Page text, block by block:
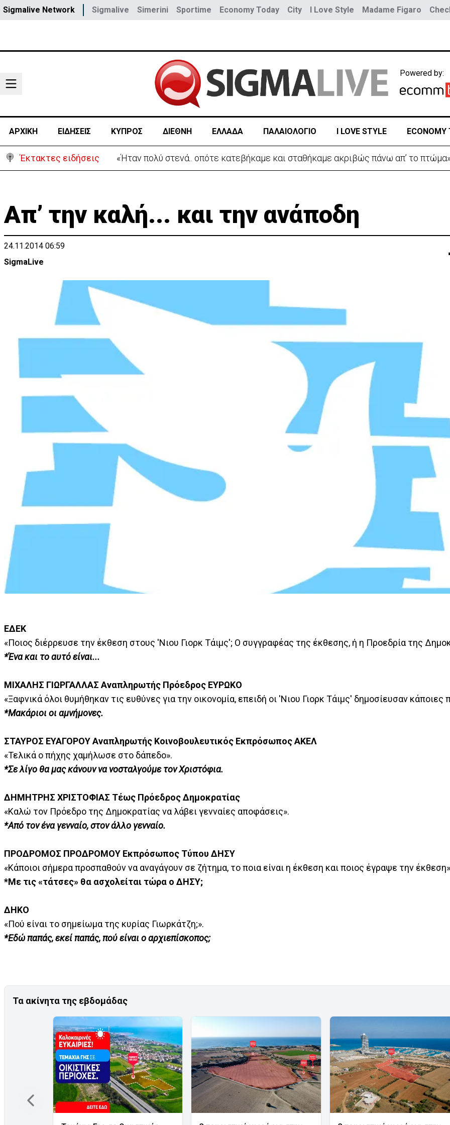
Sigmalive Network Sigmalive Simerini Sportime Economy Today City I Love Style Madame Figaro
Powered by:
ΑΡΧΙΚΗ ΕΙΔΗΣΕΙΣ ΚΥΠΡΟΣ ΔΙΕΘΝΗ ΕΛΛΑΔΑ ΠΑΛΑΙΟΛΟΓΙΟ I LOVE STYLE ECONOMY
Έκτακτες ειδήσεις Σήμερα στο Ζακάκι το τελευταίο αντίο στον 17χρονο Μάριο-Γαβριήλ
Aπ’ την καλή... και την ανάποδη
24.11.2014 06:59
SigmaLive
EΔΕΚ
«Ποιος διέρρευσε την έκθεση στους 'Νιου Γιορκ Τάιμς'; Ο συγγραφέας της έκθεσης, ή η Προεδρία της
*Ένα και το αυτό είναι...
ΜΙΧΑΛΗΣ ΓΙΩΡΓΑΛΛΑΣ Αναπληρωτής Πρόεδρος ΕΥΡΩΚΟ
«Ξαφνικά όλοι θυμήθηκαν τις ευθύνες για την οικονομία, επειδή οι 'Νιου Γιορκ Τάιμς' δημοσίευσαν κάποιες
*Μακάριοι οι αμνήμονες.
ΣΤΑΥΡΟΣ ΕΥΑΓΟΡΟΥ Αναπληρωτής Κοινοβουλευτικός Εκπρόσωπος ΑΚΕΛ
«Τελικά ο πήχης χαμήλωσε στο δάπεδο».
*Σε λίγο θα μας κάνουν να νοσταλγούμε τον Χριστόφια.
ΔΗΜΗΤΡΗΣ ΧΡΙΣΤΟΦΙΑΣ Τέως Πρόεδρος Δημοκρατίας
«Καλώ τον Πρόεδρο της Δημοκρατίας να λάβει γενναίες αποφάσεις».
*Από τον ένα γενναίο, στον άλλο γενναίο.
ΠΡΟΔΡΟΜΟΣ ΠΡΟΔΡΟΜΟΥ Εκπρόσωπος Τύπου ΔΗΣΥ
«Κάποιοι σήμερα προσπαθούν να αναγάγουν σε ζήτημα, το ποια είναι η έκθεση και ποιος έγραψε την
*Με τις «τάτσες» θα ασχολείται τώρα ο ΔΗΣΥ;
ΔΗΚΟ
«Πού είναι το σημείωμα της κυρίας Γιωρκάτζη;».
*Εδώ παπάς, εκεί παπάς, πού είναι ο αρχιεπίσκοπος;
Τα ακίνητα της εβδομάδας